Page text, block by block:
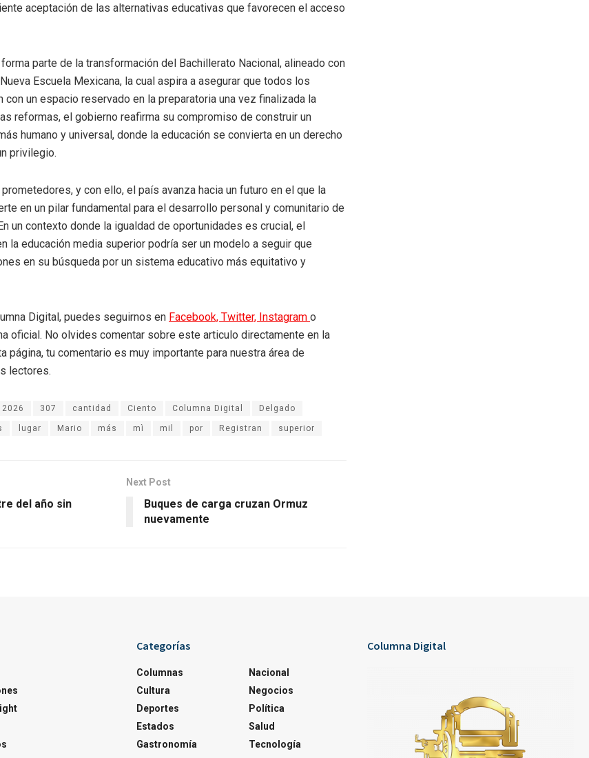
aceptación de las alternativas educativas que favorecen el acceso
parte de la transformación del Bachillerato Nacional, alineado con
Escuela Mexicana, la cual aspira a asegurar que todos los
con un espacio reservado en la preparatoria una vez finalizada la
reformas, el gobierno reafirma su compromiso de construir un
humano y universal, donde la educación se convierta en un derecho
privilegio.
y con ello, el país avanza hacia un futuro en el que la
en un pilar fundamental para el desarrollo personal y comunitario de
un contexto donde la igualdad de oportunidades es crucial, el
la educación media superior podría ser un modelo a seguir que
en su búsqueda por un sistema educativo más equitativo y
Digital, puedes seguirnos en Facebook, Twitter, Instagram o
oficial. No olvides comentar sobre este articulo directamente en la
página, tu comentario es muy importante para nuestra área de
lectores.
2026 307 cantidad Ciento Columna Digital Delgado
lugar Mario más mì mil por Registran superior
del año sin
Next Post
Buques de carga cruzan Ormuz
nuevamente
Categorías
Columnas
Cultura
Deportes
Estados
Gastronomía
Nacional
Negocios
Política
Salud
Tecnología
Columna Digital